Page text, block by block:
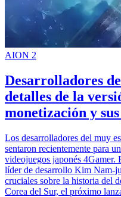
AION 2
Desarrolladores
detalles de la
monetización y
Los desarrolladores del muy
sentaron recientemente para
videojuegos japonés 4Gamer.
líder de desarrollo Kim Nam-
cruciales sobre la historia del
Corea del Sur, el próximo